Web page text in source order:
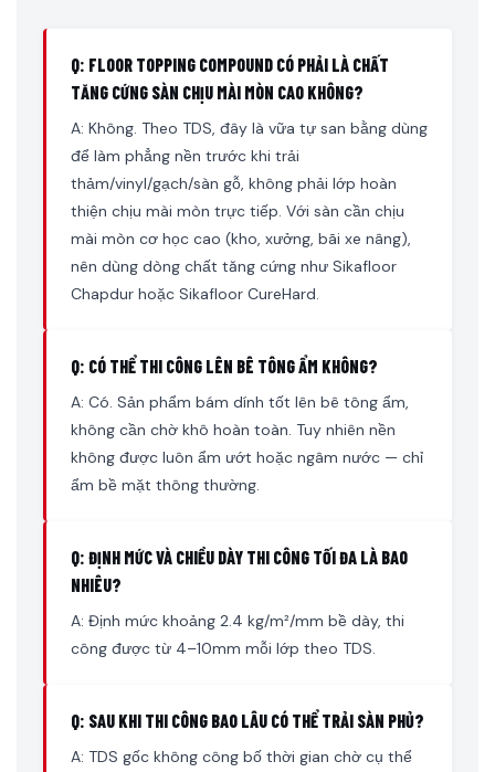
Q: FLOOR TOPPING COMPOUND CÓ PHẢI LÀ CHẤT
TĂNG CỨNG SÀN CHỊU MÀI MÒN CAO KHÔNG?
A: Không. Theo TDS, đây là vữa tự san bằng dùng
để làm phẳng nền trước khi trải
thảm/vinyl/gạch/sàn gỗ, không phải lớp hoàn
thiện chịu mài mòn trực tiếp. Với sàn cần chịu
mài mòn cơ học cao (kho, xưởng, bãi xe nâng),
nên dùng dòng chất tăng cứng như Sikafloor
Chapdur hoặc Sikafloor CureHard.
Q: CÓ THỂ THI CÔNG LÊN BÊ TÔNG ẨM KHÔNG?
A: Có. Sản phẩm bám dính tốt lên bê tông ẩm,
không cần chờ khô hoàn toàn. Tuy nhiên nền
không được luôn ẩm ướt hoặc ngâm nước — chỉ
ẩm bề mặt thông thường.
Q: ĐỊNH MỨC VÀ CHIỀU DÀY THI CÔNG TỐI ĐA LÀ BAO
NHIÊU?
A: Định mức khoảng 2.4 kg/m²/mm bề dày, thi
công được từ 4–10mm mỗi lớp theo TDS.
Q: SAU KHI THI CÔNG BAO LÂU CÓ THỂ TRẢI SÀN PHỦ?
A: TDS gốc không công bố thời gian chờ cụ thể